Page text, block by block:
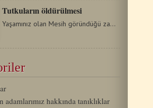
Tutkuların öldürülmesi
Yaşamınız olan Mesih göründüğü zaman, siz de O'nunla…
hakkında tanıklıklar